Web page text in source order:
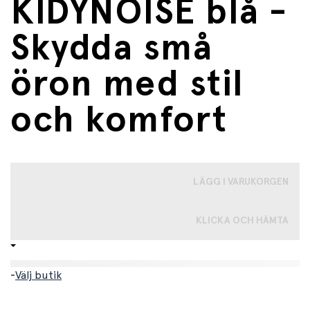
KIDYNOISE blå -
Skydda små
öron med stil
och komfort
LÄGG I VARUKORGEN
KLICKA OCH HÄMTA
-Välj butik